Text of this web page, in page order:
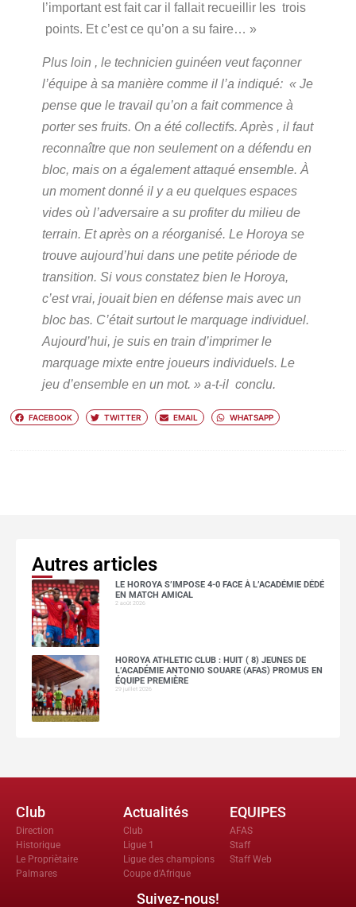
l’important est fait car il fallait recueillir les trois
points. Et c’est ce qu’on a su faire… »
Plus loin , le technicien guinéen veut façonner
l’équipe à sa manière comme il l’a indiqué:« Je
pense que le travail qu’on a fait commence à
porter ses fruits. On a été collectifs. Après , il faut
reconnaître que non seulement on a défendu en
bloc, mais on a également attaqué ensemble. À
un moment donné il y a eu quelques espaces
vides où l’adversaire a su profiter du milieu de
terrain. Et après on a réorganisé. Le Horoya se
trouve aujourd’hui dans une petite période de
transition. Si vous constatez bien le Horoya,
c’est vrai, jouait bien en défense mais avec un
bloc bas. C’était surtout le marquage individuel.
Aujourd’hui, je suis en train d’imprimer le
marquage mixte entre joueurs individuels. Le
jeu d’ensemble en un mot. »a-t-il conclu.
FACEBOOK TWITTER EMAIL WHATSAPP
Autres articles
LE HOROYA S’IMPOSE 4-0 FACE À L’ACADÉMIE DÉDÉ
EN MATCH AMICAL
2 août 2026
HOROYA ATHLETIC CLUB : HUIT ( 8) JEUNES DE
L’ACADÉMIE ANTONIO SOUARE (AFAS) PROMUS EN
ÉQUIPE PREMIÈRE
29 juillet 2026
Club
Direction
Historique
Le Propriètaire
Palmares
Actualités
Club
Ligue 1
Ligue des champions
Coupe d'Afrique
EQUIPES
AFAS
Staff
Staff Web
Suivez-nous!